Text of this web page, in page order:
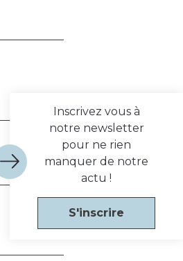
rolstoel
Inscrivez vous à
notre newsletter
pour ne rien
manquer de notre
actu !
S'inscrire